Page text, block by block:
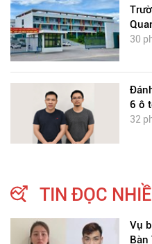
30
6 ô
32
TIN ĐỌC
Vụ